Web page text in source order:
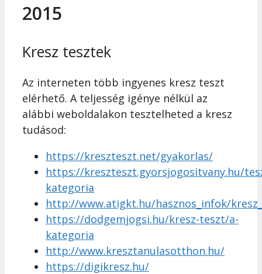
2015
Kresz tesztek
Az interneten több ingyenes kresz teszt
elérhető. A teljesség igénye nélkül az
alábbi weboldalakon tesztelheted a kresz
tudásod:
https://kreszteszt.net/gyakorlas/
https://kreszteszt.gyorsjogositvany.hu/
kategoria
http://www.atigkt.hu/hasznos_infok/
https://dodgemjogsi.hu/kresz-teszt/a-
kategoria
http://www.kresztanulasotthon.hu/
https://digikresz.hu/